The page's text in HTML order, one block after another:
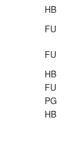
HB
FU
FU
HB
FU
PG
HB